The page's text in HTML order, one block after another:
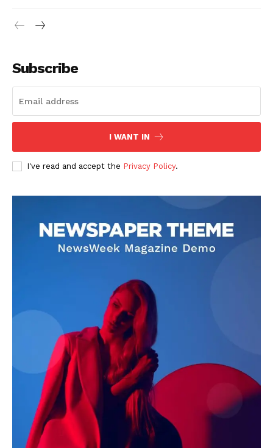
DOWNLOAD NOW
AIN NEWS 1
Contact Us
About Us
Privacy Policy
Terms of Use Agreement
Facebook
X WhatsApp
Share
Subscribe
I WANT IN
I've read and accept the Privacy Policy.